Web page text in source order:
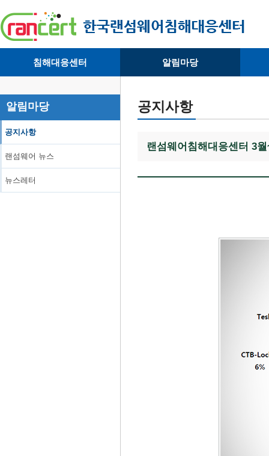
침해대응센터
· 침해피해신고
· 개인정보취급방침
알림마당
· 뉴스레터
알림마당
공지사항
랜섬웨어 뉴스
뉴스레터
공지사항
랜섬웨어침해대응센터 3